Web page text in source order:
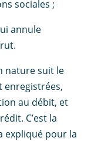
sociales ;
annule
nature suit le
enregistrées,
au débit, et
C’est la
expliqué pour la